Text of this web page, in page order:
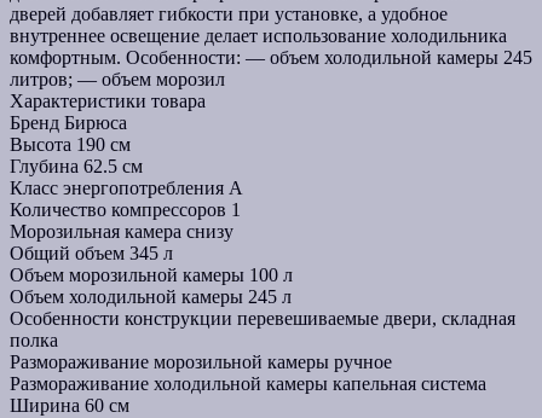
дверей добавляет гибкости при установке, а удобное
внутреннее освещение делает использование холодильника
комфортным. Особенности: — объем холодильной камеры 245
литров; — объем морозил
Характеристики товара
Бренд Бирюса
Высота 190 см
Глубина 62.5 см
Класс энергопотребления A
Количество компрессоров 1
Морозильная камера снизу
Общий объем 345 л
Объем морозильной камеры 100 л
Объем холодильной камеры 245 л
Особенности конструкции перевешиваемые двери, складная
полка
Размораживание морозильной камеры ручное
Размораживание холодильной камеры капельная система
Ширина 60 см